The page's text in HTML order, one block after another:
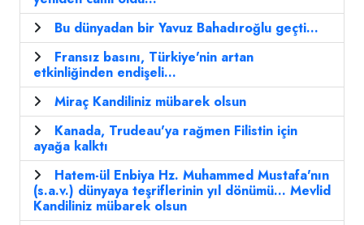
Bu dünyadan bir Yavuz Bahadıroğlu geçti...
Fransız basını, Türkiye'nin artan
etkinliğinden endişeli...
Miraç Kandiliniz mübarek olsun
Kanada, Trudeau'ya rağmen Filistin için
ayağa kalktı
Hatem-ül Enbiya Hz. Muhammed Mustafa'nın
(s.a.v.) dünyaya teşriflerinin yıl dönümü... Mevlid
Kandiliniz mübarek olsun